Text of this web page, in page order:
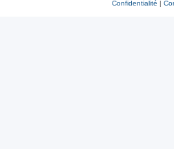
Confidentialité |